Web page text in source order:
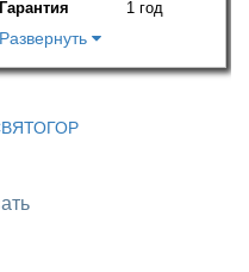
Гарантия
1 год
Развернуть